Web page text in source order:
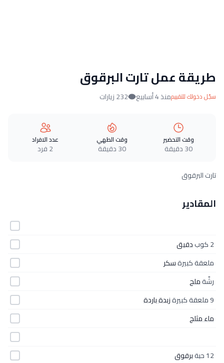
طريقة عمل تارت البرقوق
سجّل دخولك للتقييممنذ 4 أسابيع 232 زيارات
وقت التحضير
30 دقيقة
وقت الطهي
30 دقيقة
عدد الافراد
2 فرد
تارت البرقوق
المقادير
2 كوب
دقيق
ملعقة كبيرةسكر
رشّةملح
9 ملعقة كبيرة
زبدة باردة
ماء مثلج
12 حبة
برقوق